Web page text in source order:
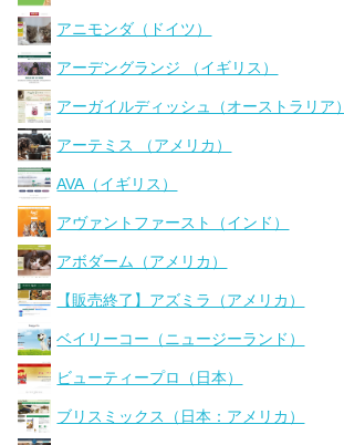
アニモンダ（ドイツ）
アーデングランジ （イギリス）
アーガイルディッシュ（オーストラリア）
アーテミス （アメリカ）
AVA（イギリス）
アヴァントファースト（インド）
アボダーム（アメリカ）
【販売終了】アズミラ（アメリカ）
ベイリーコー（ニュージーランド）
ビューティープロ（日本）
ブリスミックス（日本：アメリカ）